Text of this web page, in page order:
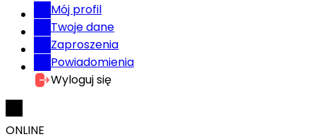
Mój profil
Twoje dane
Zaproszenia
Powiadomienia
Wyloguj się
ONLINE